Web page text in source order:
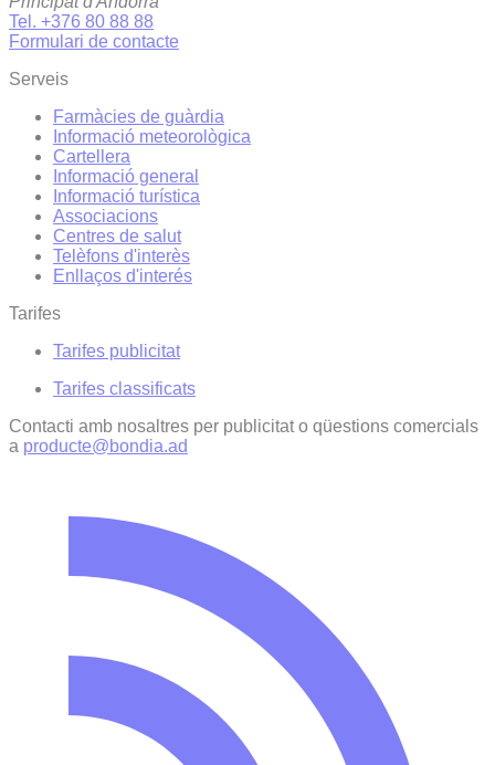
Tel. +376 80 88 88
Formulari de contacte
Serveis
Farmàcies de guàrdia
Informació meteorològica
Cartellera
Informació general
Informació turística
Associacions
Centres de salut
Telèfons d'interès
Enllaços d'interés
Tarifes
Tarifes publicitat
Tarifes classificats
Contacti amb nosaltres per publicitat o qüestions comercials
a producte@bondia.ad